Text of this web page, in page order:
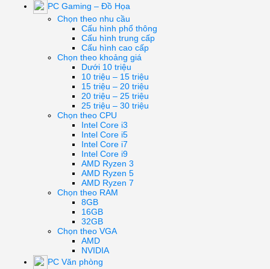
PC Gaming – Đồ Họa
Chọn theo nhu cầu
Cấu hình phổ thông
Cấu hình trung cấp
Cấu hình cao cấp
Chọn theo khoảng giá
Dưới 10 triệu
10 triệu – 15 triệu
15 triệu – 20 triệu
20 triệu – 25 triệu
25 triệu – 30 triệu
Chọn theo CPU
Intel Core i3
Intel Core i5
Intel Core i7
Intel Core i9
AMD Ryzen 3
AMD Ryzen 5
AMD Ryzen 7
Chọn theo RAM
8GB
16GB
32GB
Chọn theo VGA
AMD
NVIDIA
PC Văn phòng